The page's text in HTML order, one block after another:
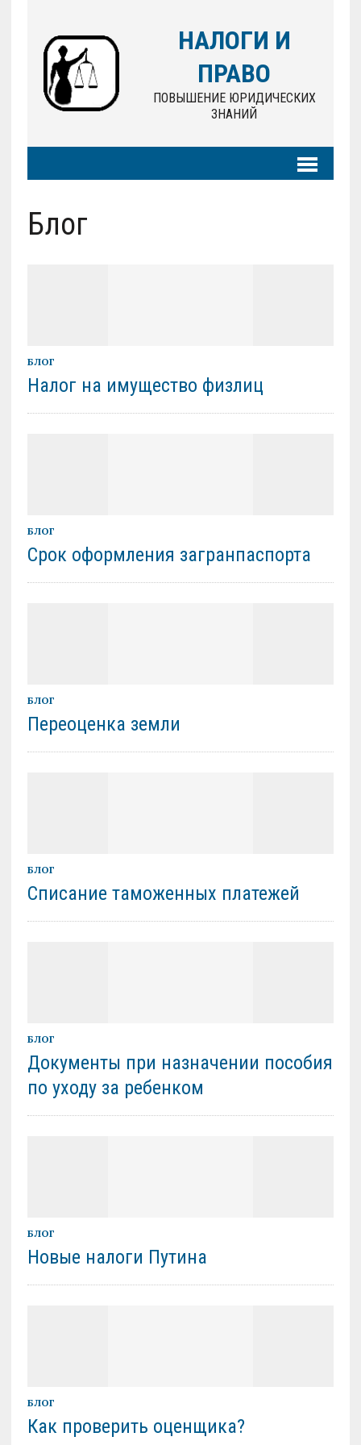
НАЛОГИ И
ПРАВО
ПОВЫШЕНИЕ ЮРИДИЧЕСКИХ
ЗНАНИЙ
Блог
БЛОГ
Налог на имущество физлиц
БЛОГ
Срок оформления загранпаспорта
БЛОГ
Переоценка земли
БЛОГ
Списание таможенных платежей
БЛОГ
Документы при назначении пособия
по уходу за ребенком
БЛОГ
Новые налоги Путина
БЛОГ
Как проверить оценщика?